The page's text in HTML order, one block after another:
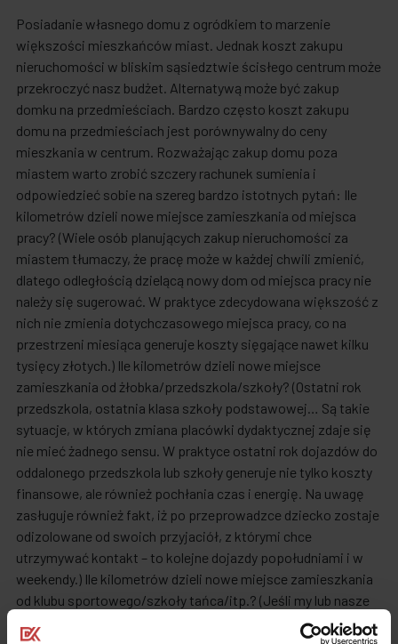
Posiadanie własnego domu z ogródkiem to marzenie
większości mieszkańców miast. Jednak koszt zakupu
nieruchomości w bliskim sąsiedztwie ścisłego centrum może
przekroczyć nasz budżet. Alternatywą może być zakup
domku na przedmieściach. Bardzo często koszt zakupu
domu na przedmieściach jest porównywalny do ceny
mieszkania w centrum. Rozważając zakup domu poza
miastem warto zrobić szczery rachunek sumienia i
odpowiedzieć sobie na szereg bardzo istotnych pytań: Ile
kilometrów dzieli nowe miejsce zamieszkania od miejsca
pracy? (Wiele osób planujących zakup nieruchomości za
miastem tłumaczy, że pracę może w każdej chwili zmienić,
dlatego odległością dzielącą nowy dom od miejsca pracy nie
należy się sugerować. W praktyce zdecydowana większość z
nich nie zmienia dotychczasowego miejsca pracy, co na
przestrzeni miesiąca generuje koszty sięgające nawet kilku
tysięcy złotych.) Ile kilometrów dzieli nowe miejsce
zamieszkania od żłobka/przedszkola/szkoły? (Ostatni rok
przedszkola, ostatnia klasa szkoły podstawowej… Są takie
sytuacje, w których zmiana placówki dydaktycznej zdaje się
nie mieć żadnego sensu. W praktyce ostatni rok dojazdów do
oddalonego przedszkola lub szkoły generuje nie tylko koszty
finansowe, ale również pochłania czas i energię. Na uwagę
zasługuje również fakt, iż po przeprowadzce dziecko zostaje
odizolowane od swoich przyjaciół, z którymi chce
utrzymywać kontakt – to kolejne dojazdy popołudniami i w
weekendy.) Ile kilometrów dzieli nowe miejsce zamieszkania
od klubu sportowego/szkoły tańca/itp.? (Jeśli my lub nasze
dzieci regularnie uczestniczymy w określonych zajęciach